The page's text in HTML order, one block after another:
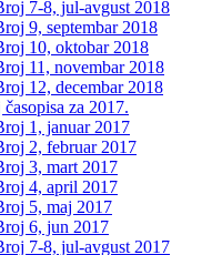
7-8, jul-avgust 2018
9, septembar 2018
10, oktobar 2018
11, novembar 2018
12, decembar 2018
časopisa za 2017.
1, januar 2017
2, februar 2017
3, mart 2017
4, april 2017
5, maj 2017
6, jun 2017
7-8, jul-avgust 2017